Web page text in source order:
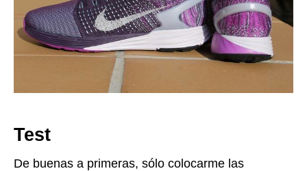
Test
De buenas a primeras, sólo colocarme las